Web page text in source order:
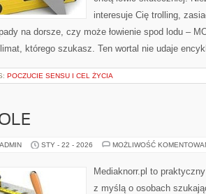
interesuje Cię trolling,
na dorsze, czy może łowienie spod lodu –
którego szukasz. Ten wortal nie udaje
POCZUCIE SENSU I CEL ŻYCIA
STY - 22 - 2026 MOŻLIWOŚĆ
Mediaknorr.pl to
z myślą o osobach